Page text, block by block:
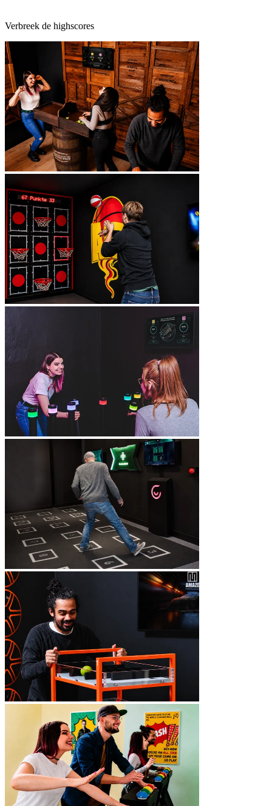
Verbreek de highscores